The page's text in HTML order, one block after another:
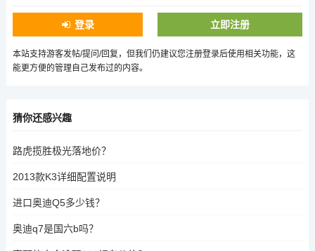
登录 立即注册
本站支持游客发帖/提问/回复，但我们仍建议您注册登录后使用相关功能，这
能更方便的管理自己发布过的内容。
猜你还感兴趣
路虎揽胜极光落地价？
2013款K3详细配置说明
进口奥迪Q5多少钱？
奥迪q7是国六b吗？